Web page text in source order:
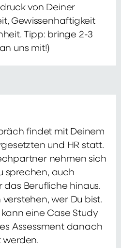
von Deiner
Gewissenhaftigkeit
Tipp: bringe 2-3
uns mit!)
findet mit Deinem
und HR statt.
nehmen sich
sprechen, auch
das Berufliche hinaus.
wer Du bist.
eine Case Study
Assessment danach
werden.